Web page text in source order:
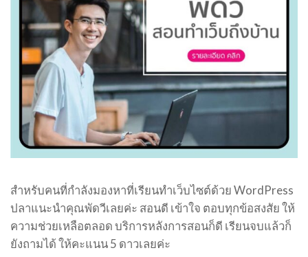
สำหรับคนที่กำลังมองหาที่เรียนทำเว็บไซต์ด้วย WordPress
ปลาแนะนำคุณพัดวีเลยค่ะ สอนดี เข้าใจ ตอบทุกข้อสงสัย ให้
ความช่วยเหลือตลอด บริการหลังการสอนก็ดี เรียนจบแล้วก็
ยังถามได้ ให้คะแนน 5 ดาวเลยค่ะ